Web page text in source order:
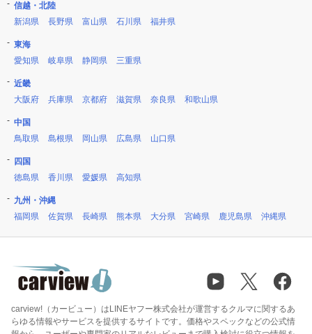
信越・北陸
新潟県
長野県 富山県 石川県 福井県
東海
愛知県
岐阜県 静岡県 三重県
近畿
大阪府
兵庫県 京都府 滋賀県 奈良県 和歌山県
中国
鳥取県
島根県 岡山県 広島県 山口県
四国
徳島県
香川県 愛媛県 高知県
九州・沖縄
福岡県
佐賀県 長崎県 熊本県 大分県 宮崎県 鹿児島県 沖縄県
carview!（カービュー）はLINEヤフー株式会社が運営するクルマに関するあ
らゆる情報やサービスを提供するサイトです。価格やスペックなどの公式情